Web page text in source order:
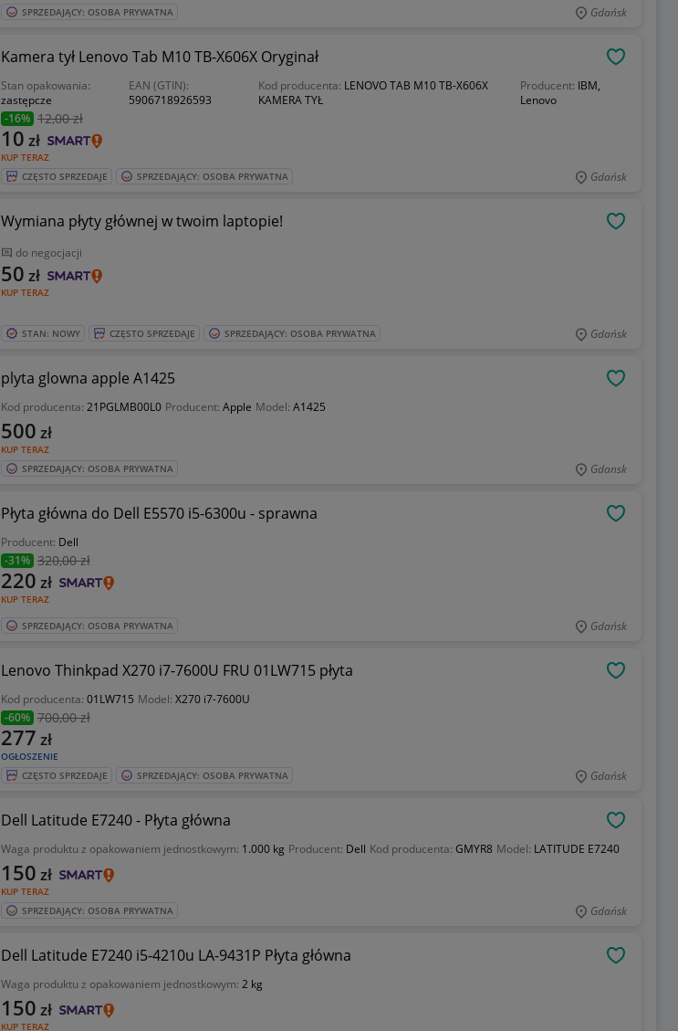
SPRZEDAJĄCY: OSOBA PRYWATNA Gdańsk
Kamera tył Lenovo Tab M10 TB-X606X Oryginał
Stan opakowania:
zastępcze
EAN (GTIN):
5906718926593
Kod producenta: LENOVO TAB M10 TB-X606X
KAMERA TYŁ
Producent: IBM,
Lenovo
-16% 12,00 zł
KUP TERAZ
10 zł
CZĘSTO SPRZEDAJE SPRZEDAJĄCY: OSOBA PRYWATNA Gdańsk
Wymiana płyty głównej w twoim laptopie!
do negocjacji
KUP TERAZ
50 zł
STAN: NOWY CZĘSTO SPRZEDAJE SPRZEDAJĄCY: OSOBA PRYWATNA Gdańsk
plyta glowna apple A1425
Kod producenta: 21PGLMB00L0 Producent: Apple Model: A1425
KUP TERAZ
500 zł
SPRZEDAJĄCY: OSOBA PRYWATNA Gdansk
Płyta główna do Dell E5570 i5-6300u - sprawna
Producent: Dell
-31% 320,00 zł
KUP TERAZ
220 zł
SPRZEDAJĄCY: OSOBA PRYWATNA Gdańsk
Lenovo Thinkpad X270 i7-7600U FRU 01LW715 płyta
Kod producenta: 01LW715 Model: X270 i7-7600U
-60% 700,00 zł
OGŁOSZENIE
277 zł
CZĘSTO SPRZEDAJE SPRZEDAJĄCY: OSOBA PRYWATNA Gdańsk
Dell Latitude E7240 - Płyta główna
Waga produktu z opakowaniem jednostkowym: 1.000 kg Producent: Dell Kod producenta: GMYR8 Model: LATITUDE E7240
KUP TERAZ
150 zł
SPRZEDAJĄCY: OSOBA PRYWATNA Gdańsk
Dell Latitude E7240 i5-4210u LA-9431P Płyta główna
Waga produktu z opakowaniem jednostkowym: 2 kg
KUP TERAZ
150 zł